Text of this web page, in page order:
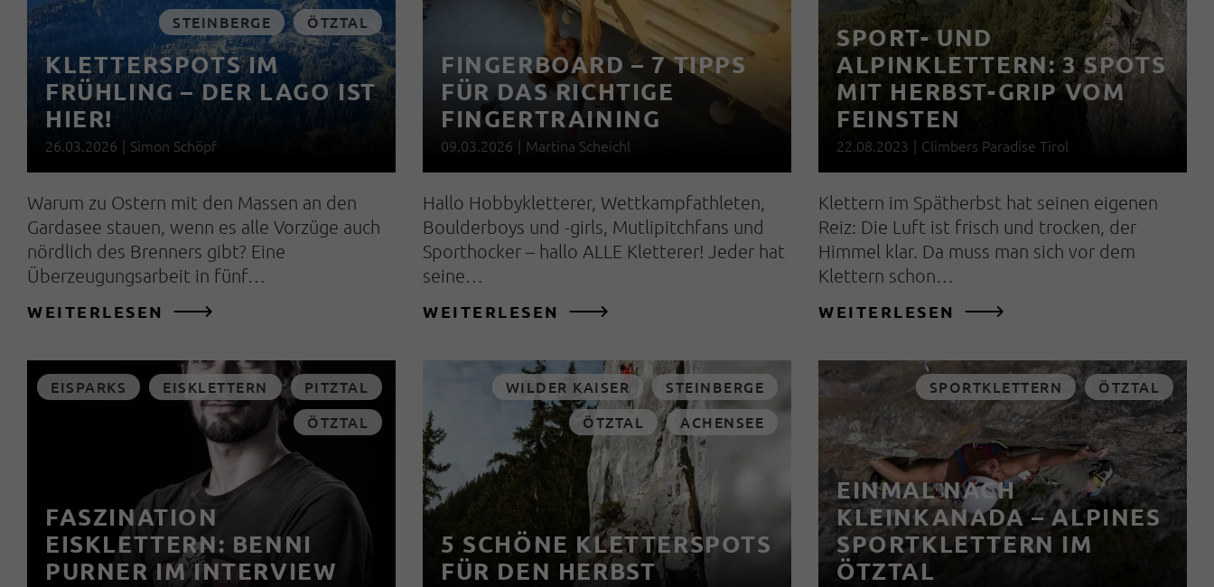
STEINBERGE
ÖTZTAL
KLETTERSPOTS IM
FRÜHLING – DER LAGO IST
HIER!
26.03.2026 | Simon Schöpf
Warum zu Ostern mit den Massen an den
Gardasee stauen, wenn es alle Vorzüge auch
nördlich des Brenners gibt? Eine
Überzeugungsarbeit in fünf…
WEITERLESEN
FINGERBOARD – 7 TIPPS
FÜR DAS RICHTIGE
FINGERTRAINING
09.03.2026 | Martina Scheichl
Hallo Hobbykletterer, Wettkampfathleten,
Boulderboys und -girls, Mutlipitchfans und
Sporthocker – hallo ALLE Kletterer! Jeder hat
seine…
WEITERLESEN
SPORT- UND
ALPINKLETTERN: 3 SPOTS
MIT HERBST-GRIP VOM
FEINSTEN
22.08.2023 | Climbers Paradise Tirol
Klettern im Spätherbst hat seinen eigenen
Reiz: Die Luft ist frisch und trocken, der
Himmel klar. Da muss man sich vor dem
Klettern schon…
WEITERLESEN
EISPARKS EISKLETTERN
PITZTAL
ÖTZTAL
FASZINATION
EISKLETTERN: BENNI
PURNER IM INTERVIEW
WILDER KAISER
STEINBERGE
ÖTZTAL
ACHENSEE
5 SCHÖNE KLETTERSPOTS
FÜR DEN HERBST
SPORTKLETTERN ÖTZTAL
EINMAL NACH
KLEINKANADA – ALPINES
SPORTKLETTERN IM
ÖTZTAL